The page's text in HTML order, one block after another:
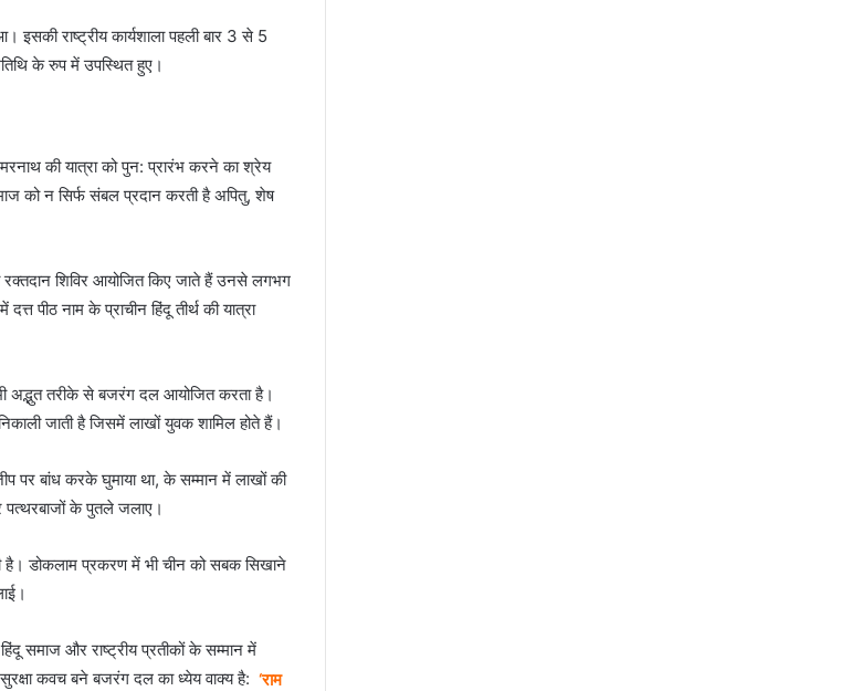
राष्ट्रीय कार्यशाला पहली बार 3 से 5
के रुप में उपस्थित हुए।
की यात्रा को पुन: प्रारंभ करने का श्रेय
को न सिर्फ संबल प्रदान करती है अपितु, शेष
रक्तदान शिविर आयोजित किए जाते हैं उनसे लगभग
पीठ नाम के प्राचीन हिंदू तीर्थ की यात्रा
अद्भुत तरीके से बजरंग दल आयोजित करता है।
जाती है जिसमें लाखों युवक शामिल होते हैं।
पर बांध करके घुमाया था, के सम्मान में लाखों की
के पुतले जलाए।
है। डोकलाम प्रकरण में भी चीन को सबक सिखाने
समाज और राष्ट्रीय प्रतीकों के सम्मान में
कवच बने बजरंग दल का ध्येय वाक्य है: ‘राम